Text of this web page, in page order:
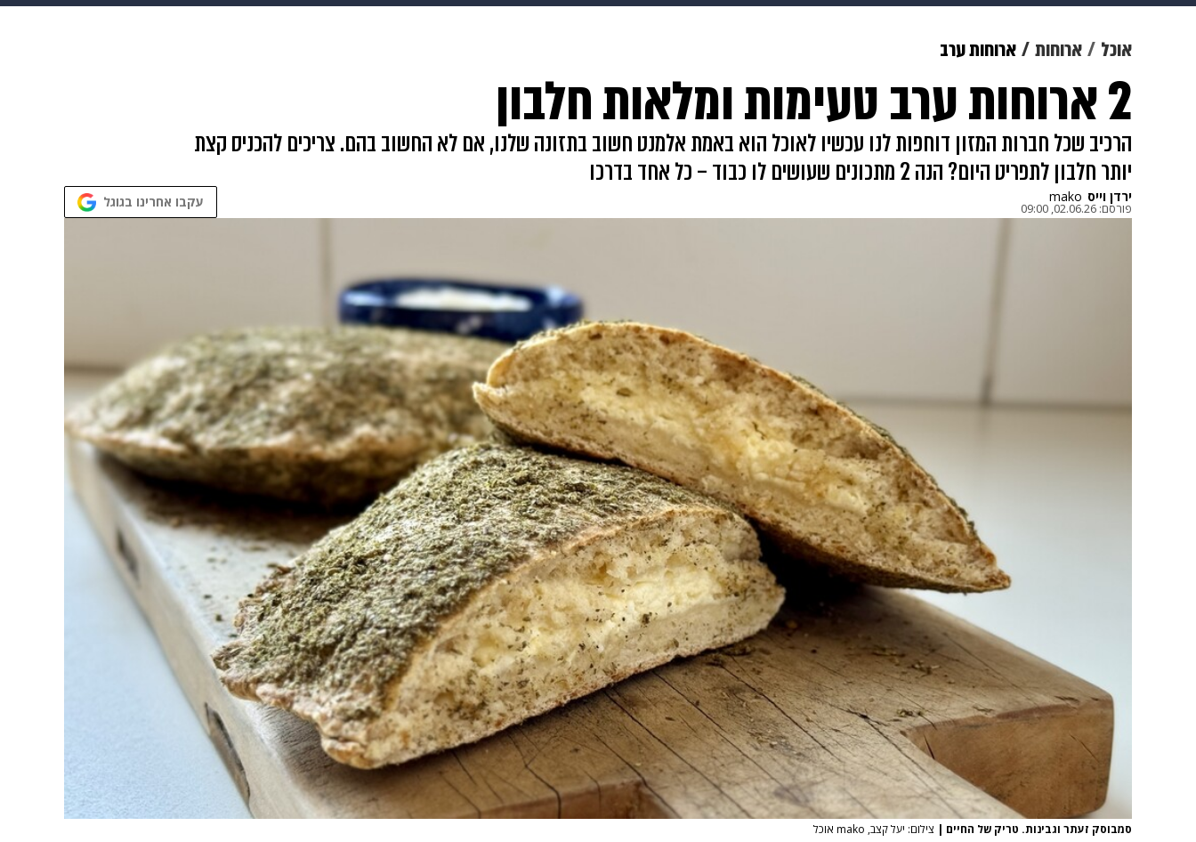
מוזיקה תרבות
גאווה ויוה משפט תשעה חודשים מתכונים פרויקטים מיוחדים
אוכל ארוחות ארוחות ערב
2 ארוחות ערב טעימות ומלאות חלבון
הרכיב שכל חברות המזון דוחפות לנו עכשיו לאוכל הוא באמת אלמנט חשוב בתזונה שלנו, אם לא החשוב בהם. צריכים להכניס קצת
יותר חלבון לתפריט היום? הנה 2 מתכונים שעושים לו כבוד – כל אחד בדרכו
ירדן וייס mako
פורסם: 02.06.26, 09:00 עקבו אחרינו בגוגל
סמבוסק זעתר וגבינות. טריק של החיים | צילום: יעל קצב, mako אוכל